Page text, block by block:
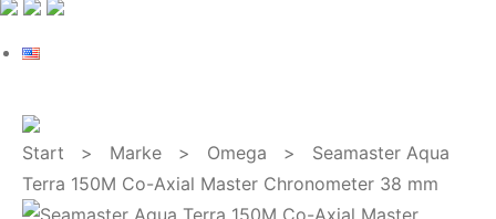
Start > Marke > Omega > Seamaster Aqua
Terra 150M Co-Axial Master Chronometer 38 mm